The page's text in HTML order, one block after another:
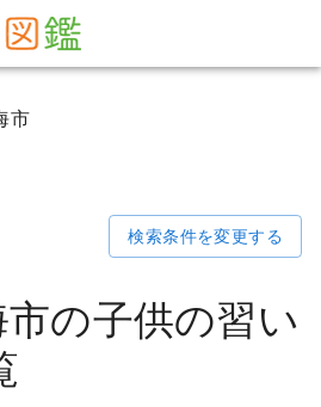
市
検索条件を変更する
の子供の習い